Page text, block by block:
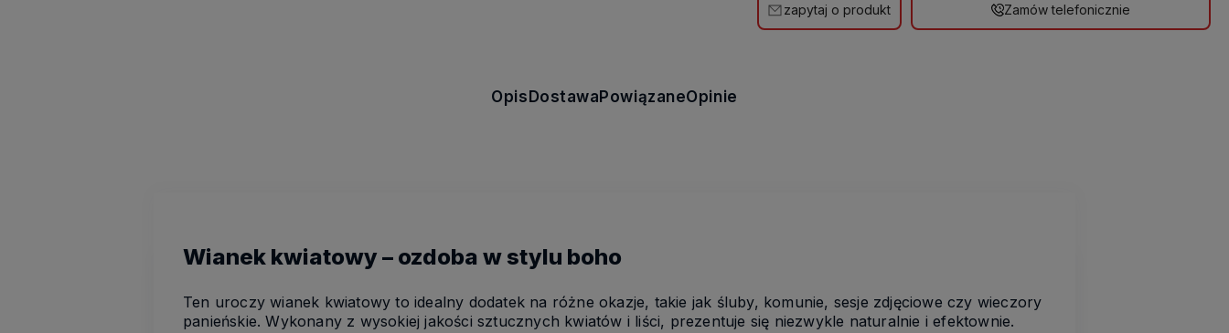
zapytaj o produkt Zamów telefonicznie
Opis Dostawa PowiązaneOpinie
Wianek kwiatowy – ozdoba w stylu boho
Ten uroczy wianek kwiatowy to idealny dodatek na różne okazje, takie jak śluby, komunie, sesje zdjęciowe czy wieczory
panieńskie. Wykonany z wysokiej jakości sztucznych kwiatów i liści, prezentuje się niezwykle naturalnie i efektownie.